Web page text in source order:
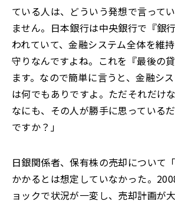
ている人は、どういう発想で言って
ません。日本銀行は中央銀行で『銀
われていて、金融システム全体を維
守りなんですよね。これを『最後の
ます。なので簡単に言うと、金融シ
は何でもありですよ。ただそれだけ
なにも、その人が勝手に思っている
ですか？ 」
日銀関係者、保有株の売却について
かかるとは想定していなかった。
ョックで状況が一変し、売却計画が